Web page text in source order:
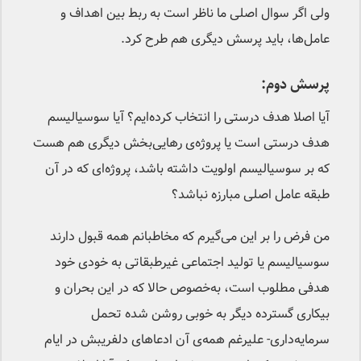
ولی اگر سوال اصلی ما ناظر است به ربط بین اهداف و
عامل‌ها، باید پرسش دیگری هم طرح کرد.
پرسش دوم:
آیا اصلا هدف درستی را انتخاب کرده‌ایم؟ آیا سوسیالیسم
هدف درستی است یا پروژه‌ی رهایی‌بخش دیگری هم هست
که بر سوسیالیسم اولویت داشته باشد، پروژه‌ای که در آن
طبقه عامل اصلی مبارزه نباشد؟
من فرض را بر این می‌گیرم که مخاطبانم همه قبول دارند
سوسیالیسم یا تولید اجتماعی غیرطبقاتی به خودی خود
هدفی مطلوب است، به‌خصوص حالا که در این بحران و
بیکاری گسترده‌ دیگر به خوبی روشن شده تحمل
سرمایه‌داری- علیرغم همه‌ی آن ادعاهای دلفریبش در ایام